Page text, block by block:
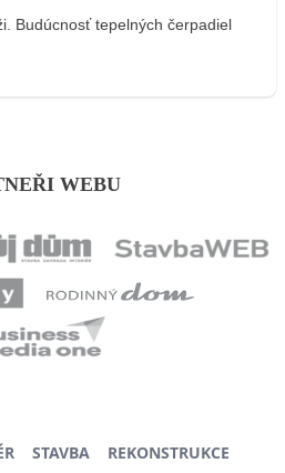
Budúcnosť tepelných čerpadiel
WEBU
STAVBA
REKONSTRUKCE